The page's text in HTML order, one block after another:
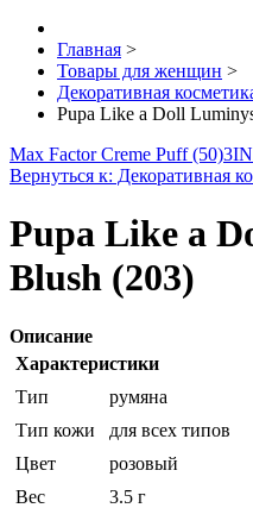
Главная >
Товары для женщин >
Декоративная
Pupa Like a Doll
Max Factor Creme Puff (50)
Вернуться к: Декоративная
Pupa Like a
Blush (203)
Описание
Характеристики
Тип
румяна
Тип кожи
для всех типов
Цвет
розовый
Вес
3.5 г